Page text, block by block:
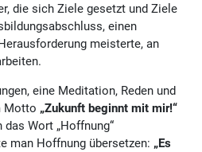
die sich Ziele gesetzt und Ziele
einen
meisterte, an
eine Meditation, Reden und
Motto „Zukunft beginnt mit mir!“
Wort „Hoffnung“
man Hoffnung übersetzen: „Es